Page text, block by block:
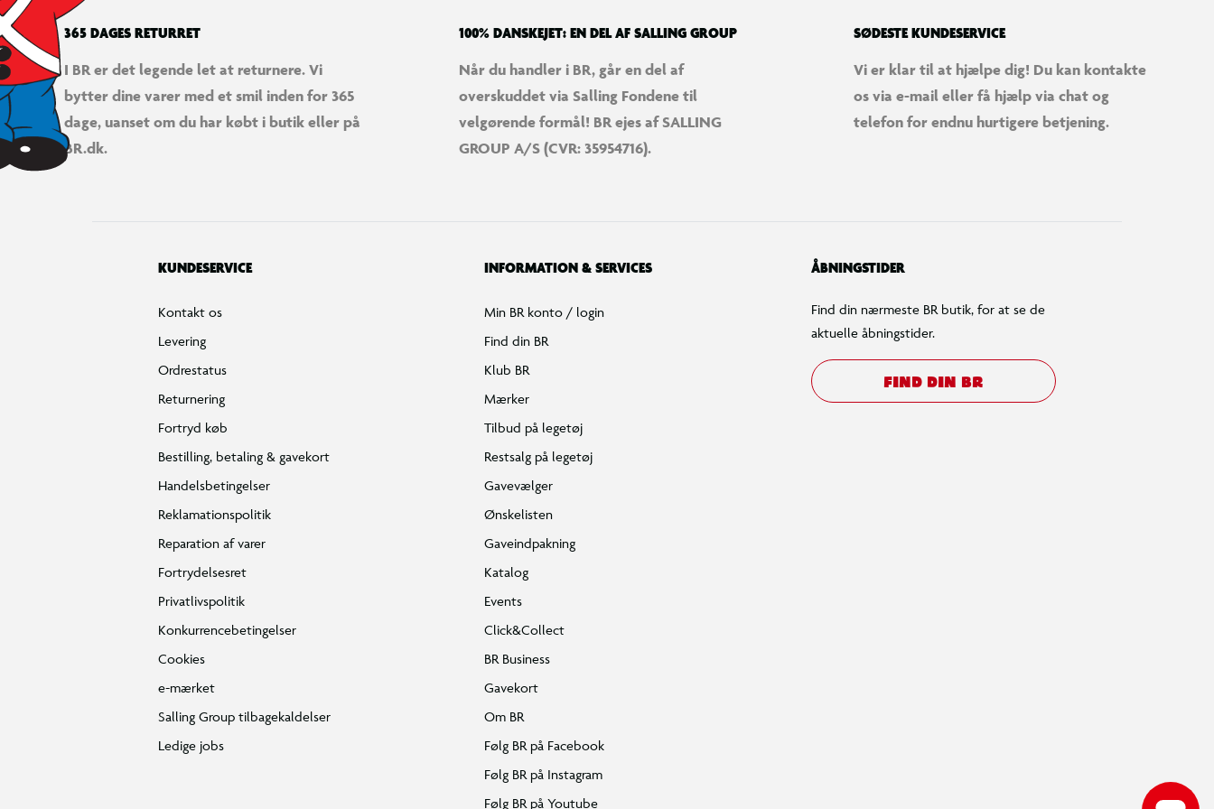
365 DAGES RETURRET
I BR er det legende let at returnere. Vi
bytter dine varer med et smil inden for 365
dage, uanset om du har købt i butik eller på
BR.dk.
100% DANSKEJET: EN DEL AF SALLING GROUP
Når du handler i BR, går en del af
overskuddet via Salling Fondene til
velgørende formål! BR ejes af SALLING
GROUP A/S (CVR: 35954716).
SØDESTE KUNDESERVICE
Vi er klar til at hjælpe dig! Du kan kontakte
os via e-mail eller få hjælp via chat og
telefon for endnu hurtigere betjening.
KUNDESERVICE
Kontakt os
Levering
Ordrestatus
Returnering
Fortryd køb
Bestilling, betaling & gavekort
Handelsbetingelser
Reklamationspolitik
Reparation af varer
Fortrydelsesret
Privatlivspolitik
Konkurrencebetingelser
Cookies
e-mærket
Salling Group tilbagekaldelser
Ledige jobs
INFORMATION & SERVICES
Min BR konto / login
Find din BR
Klub BR
Mærker
Tilbud på legetøj
Restsalg på legetøj
Gavevælger
Ønskelisten
Gaveindpakning
Katalog
Events
Click&Collect
BR Business
Gavekort
Om BR
Følg BR på Facebook
Følg BR på Instagram
Følg BR på Youtube
ÅBNINGSTIDER
Find din nærmeste BR butik, for at se de
aktuelle åbningstider.
FIND DIN BR